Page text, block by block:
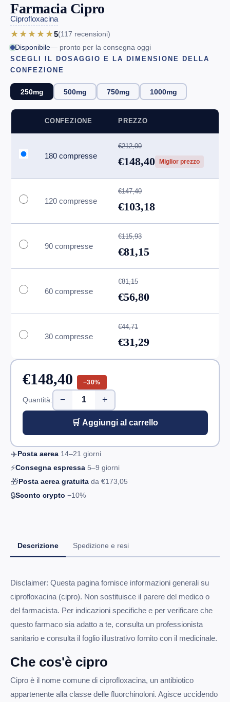
Farmacia Cipro
Ciprofloxacina
★★★★★5(117 recensioni)
Disponibile— pronto per la consegna oggi
SCEGLI IL DOSAGGIO E LA DIMENSIONE DELLA
CONFEZIONE
250mg 500mg 750mg 1000mg
CONFEZIONE PREZZO
180 compresse
€212,00
€148,40 Miglior prezzo
120 compresse
€147,40
€103,18
90 compresse
€115,93
€81,15
60 compresse
€81,15
€56,80
30 compresse
€44,71
€31,29
€148,40 −30%
Quantità: − +
🛒 Aggiungi al carrello
✈️Posta aerea 14–21 giorni
⚡Consegna espressa 5–9 giorni
🎁Posta aerea gratuita da €173,05
🔒Sconto crypto −10%
Descrizione Spedizione e resi
Disclaimer: Questa pagina fornisce informazioni generali su
ciprofloxacina (cipro). Non sostituisce il parere del medico o
del farmacista. Per indicazioni specifiche e per verificare che
questo farmaco sia adatto a te, consulta un professionista
sanitario e consulta il foglio illustrativo fornito con il medicinale.
Che cos'è cipro
Cipro è il nome comune di ciprofloxacina, un antibiotico
appartenente alla classe delle fluorchinoloni. Agisce uccidendo